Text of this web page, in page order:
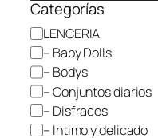
Categorías
C
a
t
e
g
o
LENCERIA
– Baby Dolls
– Bodys
– Conjuntos diarios
– Disfraces
– Intimo y delicado